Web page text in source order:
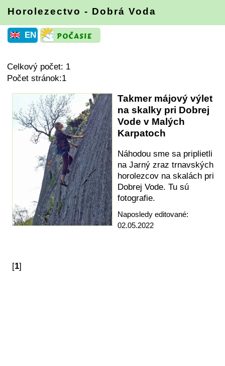
Horolezectvo - Dobrá Voda
EN
Celkový počet: 1
Počet stránok:1
Takmer májový výlet
na skalky pri Dobrej
Vode v Malých
Karpatoch
Náhodou sme sa priplietli
na Jarný zraz trnavských
horolezcov na skalách pri
Dobrej Vode. Tu sú
fotografie.
Naposledy editované:
02.05.2022
[1]